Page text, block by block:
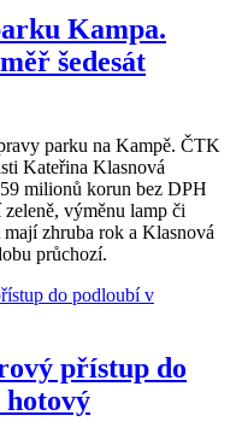
Kampa.
šedesát
parku na Kampě. ČTK
Kateřina Klasnová
milionů korun bez DPH
výměnu lamp či
zhruba rok a Klasnová
průchozí.
přístup do